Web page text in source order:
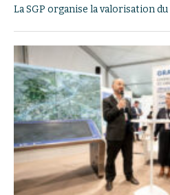
La SGP organise la valorisation